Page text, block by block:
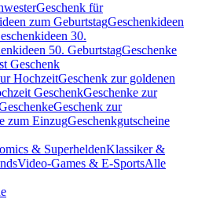
Geschenk für
zum GeburtstagGeschenkideen
30.
50. GeburtstagGeschenke
Geschenk
HochzeitGeschenk zur goldenen
GeschenkGeschenke zur
Geschenk zur
zum EinzugGeschenkgutscheine
& SuperheldenKlassiker &
Video-Games & E-SportsAlle